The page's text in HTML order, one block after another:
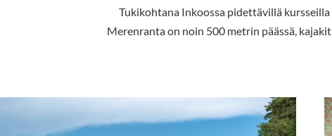
Tukikohtana Inkoossa pidettävillä
Merenranta on noin 500 metrin päässä,